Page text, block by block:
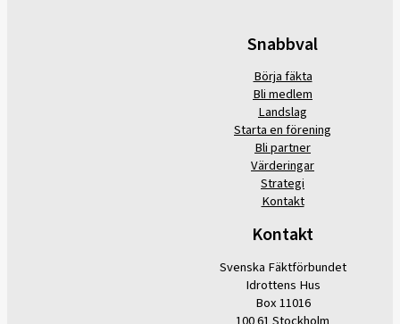
Snabbval
Börja fäkta
Bli medlem
Landslag
Starta en förening
Bli partner
Värderingar
Strategi
Kontakt
Kontakt
Svenska Fäktförbundet
Idrottens Hus
Box 11016